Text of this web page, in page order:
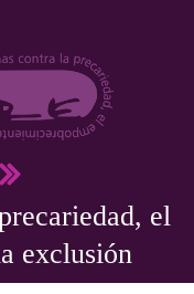
el
exclusión